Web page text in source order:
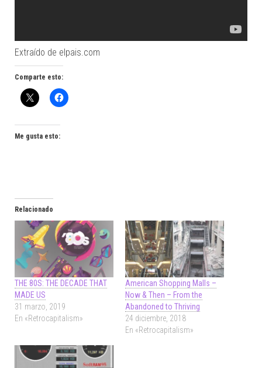
Extraído de elpais.com
Comparte esto:
Me gusta esto:
Relacionado
THE 80S: THE DECADE THAT
MADE US
31 marzo, 2019
En «Retrocapitalism»
American Shopping Malls –
Now & Then – From the
Abandoned to Thriving
24 diciembre, 2018
En «Retrocapitalism»